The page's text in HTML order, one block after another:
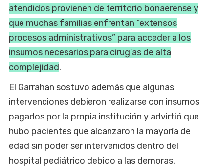
atendidos provienen de territorio bonaerense y
que muchas familias enfrentan “extensos
procesos administrativos” para acceder a los
insumos necesarios para cirugías de alta
complejidad.
El Garrahan sostuvo además que algunas
intervenciones debieron realizarse con insumos
pagados por la propia institución y advirtió que
hubo pacientes que alcanzaron la mayoría de
edad sin poder ser intervenidos dentro del
hospital pediátrico debido a las demoras.